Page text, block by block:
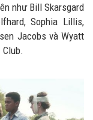
như Bill Skarsgard
Sophia Lillis,
Jacobs và Wyatt